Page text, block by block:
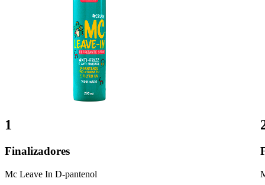
1
Finalizadores
Mc Leave In D-pantenol